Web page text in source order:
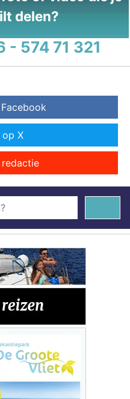
delen?
- 574 71 321
op X